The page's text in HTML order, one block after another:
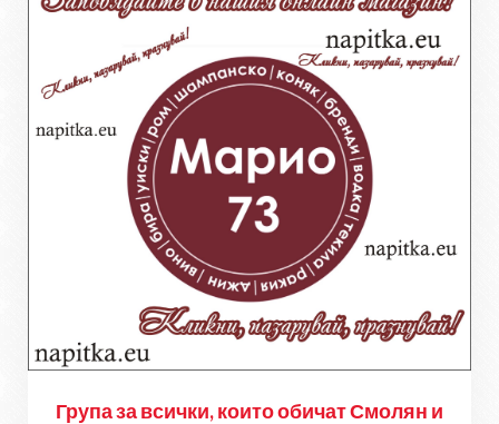
Група за всички, които обичат Смолян и